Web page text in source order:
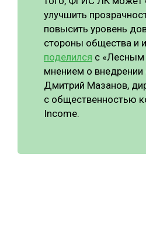
улучшить
повысить уровень
стороны общества и
поделился с
мнением о
Дмитрий Мазанов,
с общественностью
Income.